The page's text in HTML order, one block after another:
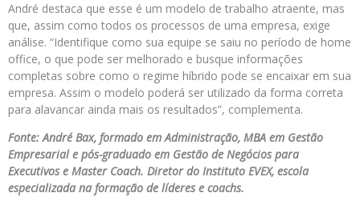
André destaca que esse é um modelo de trabalho atraente, mas
que, assim como todos os processos de uma empresa, exige
análise. “Identifique como sua equipe se saiu no período de home
office, o que pode ser melhorado e busque informações
completas sobre como o regime híbrido pode se encaixar em sua
empresa. Assim o modelo poderá ser utilizado da forma correta
para alavancar ainda mais os resultados”, complementa.
Fonte: André Bax, formado em Administração, MBA em Gestão
Empresarial e pós-graduado em Gestão de Negócios para
Executivos e Master Coach. Diretor do Instituto EVEX, escola
especializada na formação de líderes e coachs.